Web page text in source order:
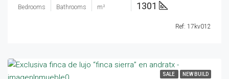
Bedrooms Bathrooms m² 1301
Ref: 17kv012
SALE NEW BUILD